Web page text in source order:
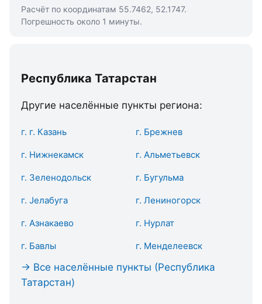
Расчёт по координатам 55.7462, 52.1747.
Погрешность около 1 минуты.
Республика Татарстан
Другие населённые пункты региона:
г. г. Казань г. Брежнев
г. Нижнекамск г. Альметьевск
г. Зеленодольск г. Бугульма
г. Јелабуга г. Лениногорск
г. Азнакаево г. Нурлат
г. Бавлы г. Менделеевск
→ Все населённые пункты (Республика
Татарстан)